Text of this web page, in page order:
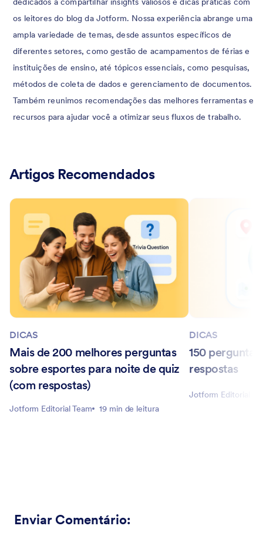
os leitores do blog da Jotform. Nossa experiência abrange uma
ampla variedade de temas, desde assuntos específicos de
diferentes setores, como gestão de acampamentos de férias e
instituições de ensino, até tópicos essenciais, como pesquisas,
métodos de coleta de dados e gerenciamento de documentos.
Também reunimos recomendações das melhores ferramentas e
recursos para ajudar você a otimizar seus fluxos de trabalho.
Artigos Recomendados
DICAS
Mais de 200 melhores perguntas
sobre esportes para noite de quiz
(com respostas)
Jotform Editorial Team 19 min de leitura
DICAS
150
respostas
Jotform Editorial
Enviar Comentário: